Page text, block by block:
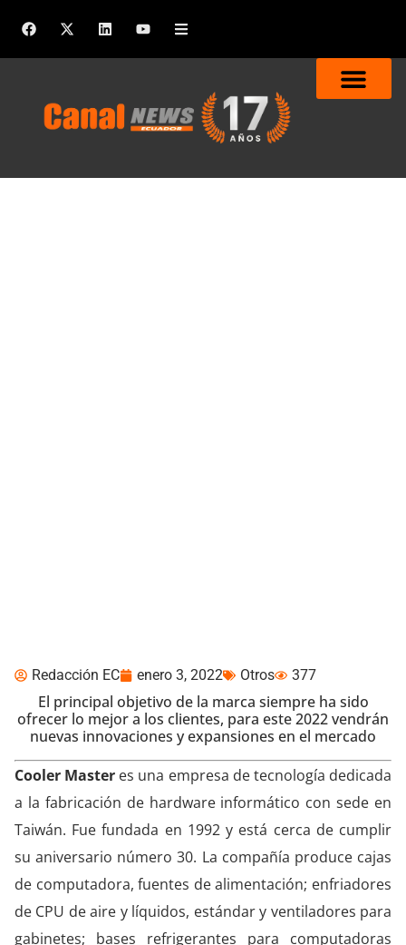
Redacción EC enero 3, 2022 Otros 377
El principal objetivo de la marca siempre ha sido
ofrecer lo mejor a los clientes, para este 2022 vendrán
nuevas innovaciones y expansiones en el mercado
Cooler Master es una empresa de tecnología dedicada
a la fabricación de hardware informático con sede en
Taiwán. Fue fundada en 1992 y está cerca de cumplir
su aniversario número 30. La compañía produce cajas
de computadora, fuentes de alimentación; enfriadores
de CPU de aire y líquidos, estándar y ventiladores para
gabinetes; bases refrigerantes para computadoras